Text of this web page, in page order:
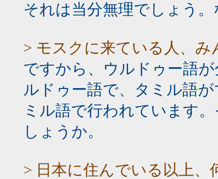
それは当分無理でしょう
> モスクに来ている人、
ですから、ウルドゥー語
ルドゥー語で、タミル語
ミル語で行われています
しょうか。
> 日本に住んでいる以上